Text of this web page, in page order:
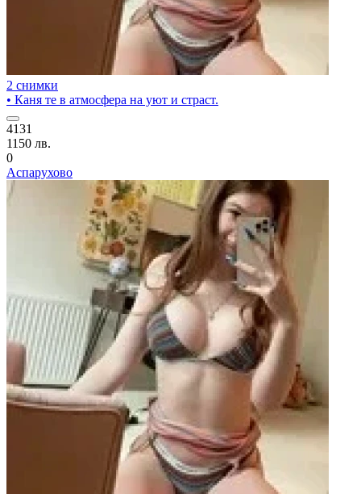
2 снимки
• Каня те в атмосфера на уют и страст.
4131
1150 лв.
0
Аспарухово